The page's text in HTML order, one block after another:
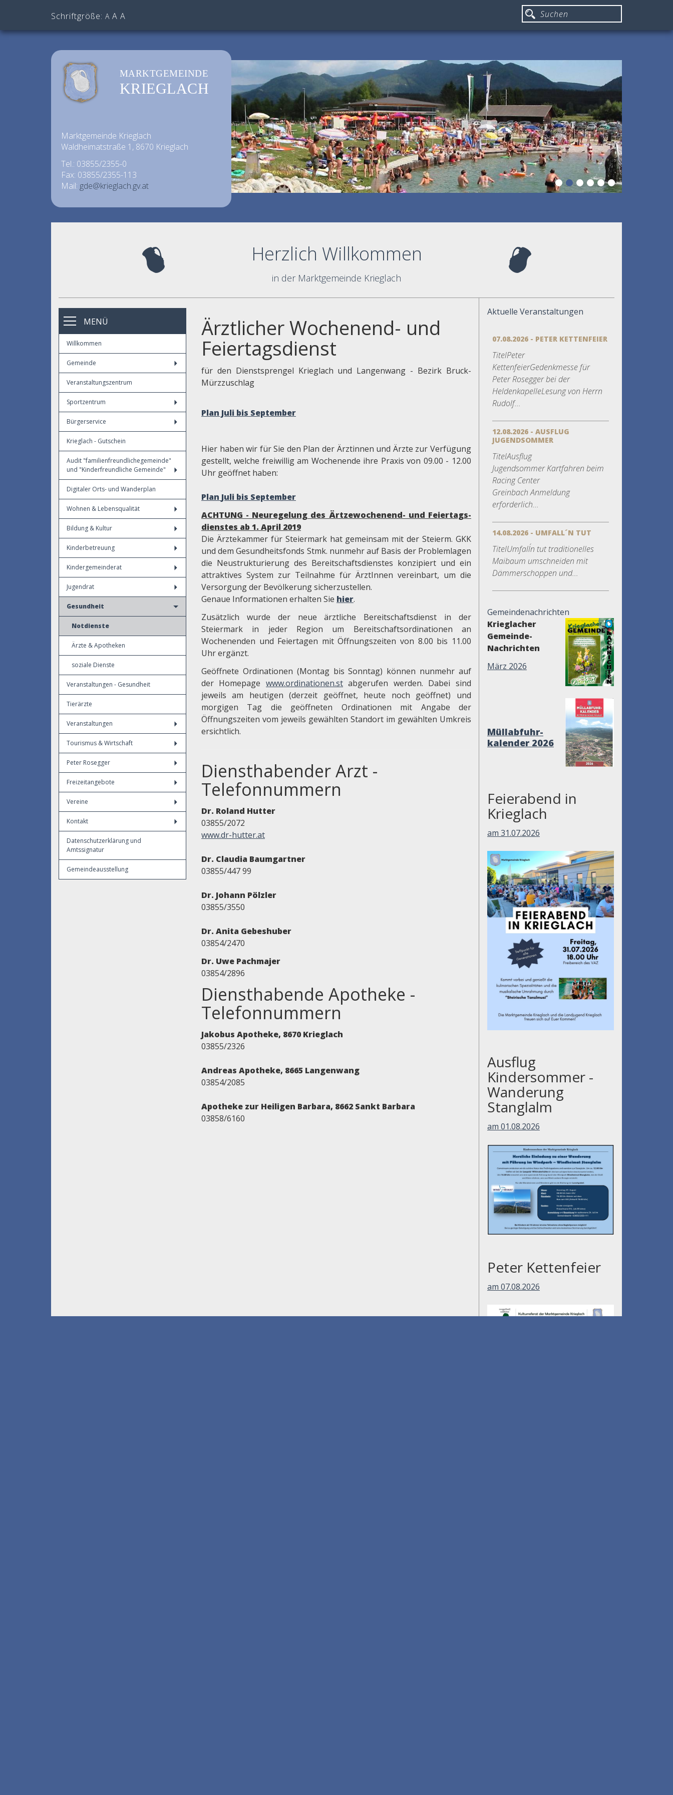
Schriftgröße: A A A
MARKTGEMEINDE
KRIEGLACH
Marktgemeinde Krieglach
Waldheimatstraße 1, 8670 Krieglach
Tel.: 03855/2355-0
Fax: 03855/2355-113
Mail: gde@krieglach.gv.at
Herzlich Willkommen
in der Marktgemeinde Krieglach
MENÜ
Willkommen
Gemeinde
Veranstaltungszentrum
Sportzentrum
Bürgerservice
Krieglach - Gutschein
Audit "familienfreundlichegemeinde"
und "Kinderfreundliche Gemeinde"
Digitaler Orts- und Wanderplan
Wohnen & Lebensqualität
Bildung & Kultur
Kinderbetreuung
Kindergemeinderat
Jugendrat
Gesundheit
Notdienste
Ärzte & Apotheken
soziale Dienste
Veranstaltungen - Gesundheit
Tierärzte
Veranstaltungen
Tourismus & Wirtschaft
Peter Rosegger
Freizeitangebote
Vereine
Kontakt
Datenschutzerklärung und
Amtssignatur
Gemeindeausstellung
Ärztlicher Wochenend- und
Feiertagsdienst
für den Dienstsprengel Krieglach und Langenwang - Bezirk Bruck-
Mürzzuschlag
Plan Juli bis September
Hier haben wir für Sie den Plan der Ärztinnen und Ärzte zur Verfügung
gestellt, welche freiwillig am Wochenende ihre Praxis von 09.00 - 12.00
Uhr geöffnet haben:
Plan Juli bis September
ACHTUNG - Neuregelung des Ärtzewochenend- und Feiertags-
dienstes ab 1. April 2019
Die Ärztekammer für Steiermark hat gemeinsam mit der Steierm. GKK
und dem Gesundheitsfonds Stmk. nunmehr auf Basis der Problemlagen
die Neustrukturierung des Bereitschaftsdienstes konzipiert und ein
attraktives System zur Teilnahme für ÄrztInnen vereinbart, um die
Versorgung der Bevölkerung sicherzustellen.
Genaue Informationen erhalten Sie hier.
Zusätzlich wurde der neue ärztliche Bereitschaftsdienst in der
Steiermark in jeder Region um Bereitschaftsordinationen an
Wochenenden und Feiertagen mit Öffnungszeiten von 8.00 bis 11.00
Uhr ergänzt.
Geöffnete Ordinationen (Montag bis Sonntag) können nunmehr auf
der Homepage www.ordinationen.st abgerufen werden. Dabei sind
jeweils am heutigen (derzeit geöffnet, heute noch geöffnet) und
morgigen Tag die geöffneten Ordinationen mit Angabe der
Öffnungszeiten vom jeweils gewählten Standort im gewählten Umkreis
ersichtlich.
Diensthabender Arzt -
Telefonnummern
Dr. Roland Hutter
03855/2072
www.dr-hutter.at
Dr. Claudia Baumgartner
03855/447 99
Dr. Johann Pölzler
03855/3550
Dr. Anita Gebeshuber
03854/2470
Dr. Uwe Pachmajer
03854/2896
Diensthabende Apotheke -
Telefonnummern
Jakobus Apotheke, 8670 Krieglach
03855/2326
Andreas Apotheke, 8665 Langenwang
03854/2085
Apotheke zur Heiligen Barbara, 8662 Sankt Barbara
03858/6160
Aktuelle Veranstaltungen
07.08.2026 - PETER KETTENFEIER
TitelPeter
KettenfeierGedenkmesse für
Peter Rosegger bei der
HeldenkapelleLesung von Herrn
Rudolf...
12.08.2026 - AUSFLUG
JUGENDSOMMER
TitelAusflug
Jugendsommer Kartfahren beim
Racing Center
Greinbach Anmeldung
erforderlich...
14.08.2026 - UMFALL´N TUT
TitelUmfall´n tut traditionelles
Maibaum umschneiden mit
Dämmerschoppen und...
Gemeindenachrichten
Krieglacher
Gemeinde-
Nachrichten
März 2026
Müllabfuhr-
kalender 2026
Feierabend in
Krieglach
am 31.07.2026
Ausflug
Kindersommer -
Wanderung
Stanglalm
am 01.08.2026
Peter Kettenfeier
am 07.08.2026